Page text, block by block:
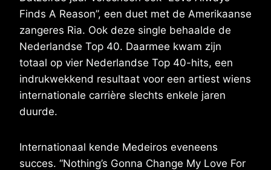
Finds A Reason”, een duet met de Amerikaanse
zangeres Ria. Ook deze single behaalde de
Nederlandse Top 40. Daarmee kwam zijn
totaal op vier Nederlandse Top 40-hits, een
indrukwekkend resultaat voor een artiest wiens
internationale carrière slechts enkele jaren
duurde.
Internationaal kende Medeiros eveneens
succes. “Nothing’s Gonna Change My Love For